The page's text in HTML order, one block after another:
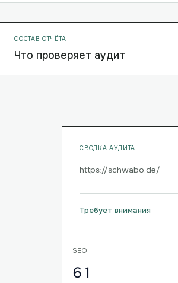
СОСТАВ ОТЧЁТА
Что проверяет аудит
СВОДКА АУДИТА
https://schwabo.de/
Требует внимания
SEO
61